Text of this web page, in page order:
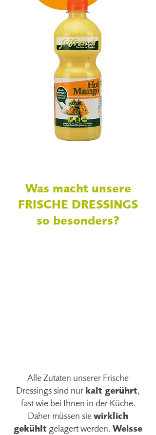
Was macht unsere
FRISCHE DRESSINGS
so besonders?
Alle Zutaten unserer Frische
Dressings sind nur kalt gerührt,
fast wie bei Ihnen in der Küche.
Daher müssen sie wirklich
gekühlt gelagert werden. Weisse